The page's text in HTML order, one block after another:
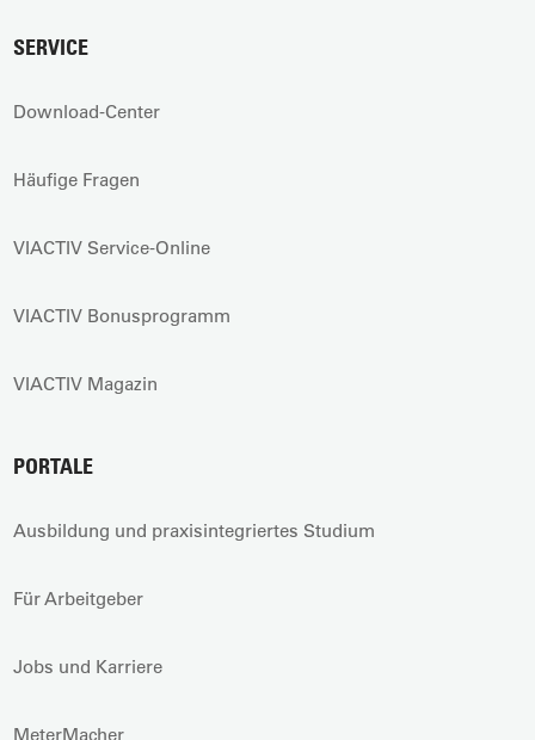
SERVICE
Download-Center
Häufige Fragen
VIACTIV Service-Online
VIACTIV Bonusprogramm
VIACTIV Magazin
PORTALE
Ausbildung und praxisintegriertes Studium
Für Arbeitgeber
Jobs und Karriere
MeterMacher